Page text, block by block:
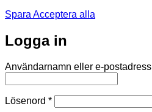
Spara Acceptera alla
Logga in
Användarnamn eller e-postadress
Lösenord *Obligatoriskt